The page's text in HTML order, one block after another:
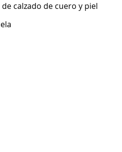
calzado de cuero y piel